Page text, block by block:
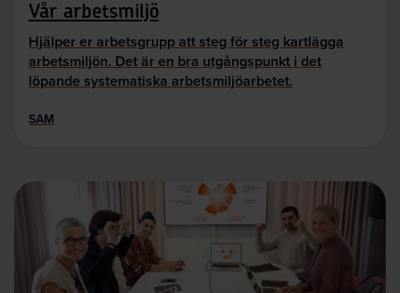
Vår arbetsmiljö
Hjälper er arbetsgrupp att steg för steg kartlägga
arbetsmiljön. Det är en bra utgångspunkt i det
löpande systematiska arbetsmiljöarbetet.
SAM